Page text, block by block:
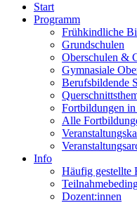
Start
Programm
Frühkindliche
Grundschulen
Oberschulen &
Gymnasiale
Berufsbildende
Fortbildungen
Alle
Info
Häufig gestellte
Dozent:innen